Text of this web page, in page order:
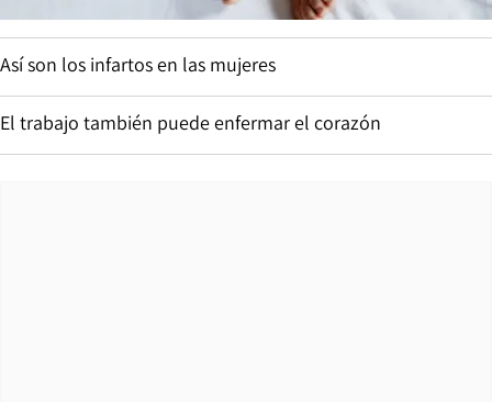
Así son los infartos en las mujeres
El trabajo también puede enfermar el corazón